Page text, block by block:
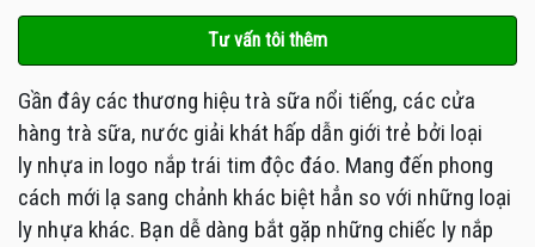
Tư vấn tôi thêm
Gần đây các thương hiệu trà sữa nổi tiếng, các cửa
hàng trà sữa, nước giải khát hấp dẫn giới trẻ bởi loại
ly nhựa in logo nắp trái tim độc đáo. Mang đến phong
cách mới lạ sang chảnh khác biệt hẳn so với những loại
ly nhựa khác. Bạn dễ dàng bắt gặp những chiếc ly nắp